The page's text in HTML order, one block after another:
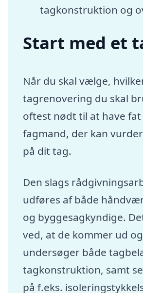
tagkonstruktion og
Start med et
Når du skal vælge,
tagrenovering du skal
oftest nødt til at have fat
fagmand, der kan
på dit tag.
Den slags
udføres af både
og byggesagkyndige.
ved, at de kommer ud og
undersøger både
tagkonstruktion, samt
på f.eks.